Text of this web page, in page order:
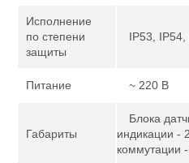
Исполнение
по степени
защиты
IP53, IP54,
Питание ~ 220 В
Габариты
Блока
индикации -
коммутации